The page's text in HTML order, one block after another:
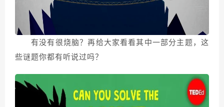
有没有很烧脑？再给大家看看其中一部分主题，这
些谜题你都有听说过吗？